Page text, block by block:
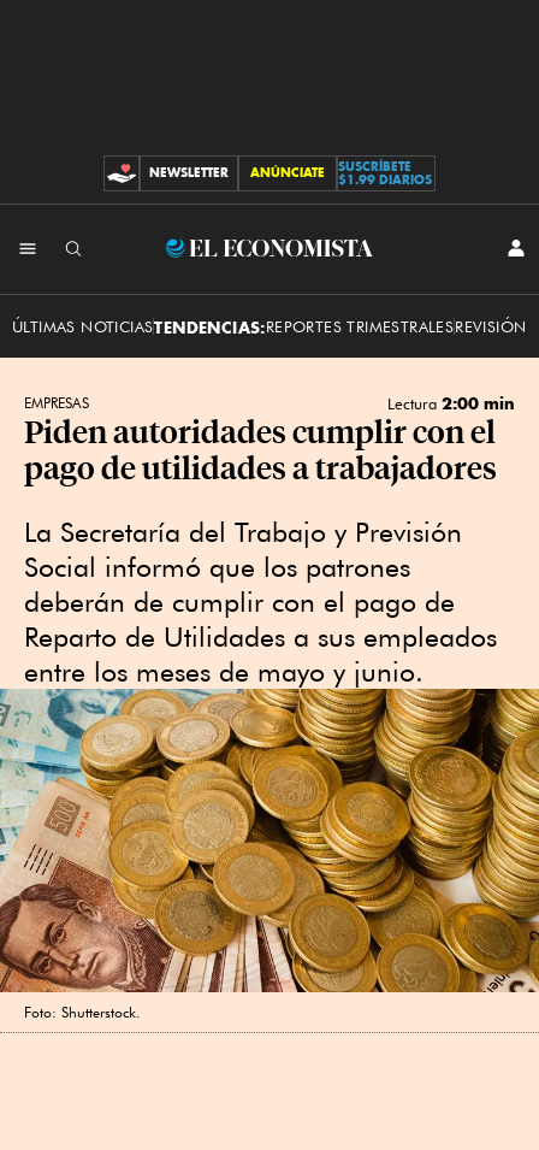
CONTRIBUCIONES
NEWSLETTER ANÚNCIATE
SUSCRÍBETE
$1.99 DIARIOS
El
ÚLTIMAS NOTICIASTENDENCIAS:REPORTES TRIMESTRALESREVISIÓN
EMPRESAS Lectura 2:00 min
Piden autoridades cumplir con el
pago de utilidades a trabajadores
La Secretaría del Trabajo y Previsión
Social informó que los patrones
deberán de cumplir con el pago de
Reparto de Utilidades a sus empleados
entre los meses de mayo y junio.
Foto: Shutterstock.